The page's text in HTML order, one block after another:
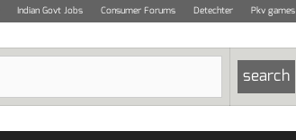
Indian Govt Jobs Consumer Forums Detechter Pkv games